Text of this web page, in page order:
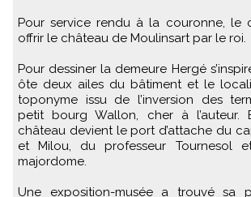
Pour service rendu à la couronne, le
offrir le château de Moulinsart par le roi.
Pour dessiner la demeure Hergé
ôte deux ailes du bâtiment et le
toponyme issu de l’inversion des
petit bourg Wallon, cher à l’auteur.
château devient le port d’attache du
et Milou, du professeur Tournesol
majordome.
Une exposition-musée a trouvé sa